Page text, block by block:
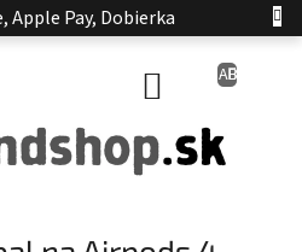
Apple Pay, Dobierka
NÁKUPNÝ